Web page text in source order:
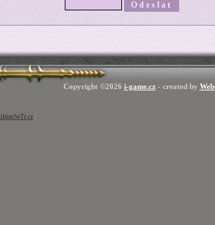
Copyright ©2026 i-game.cz- created by
LibimSeTi.cz